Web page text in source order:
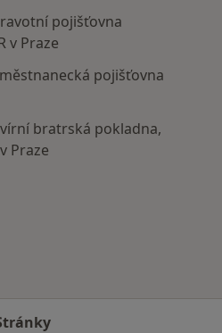
pojišťovna
v Praze
pojišťovna
bratrská pokladna,
Praze